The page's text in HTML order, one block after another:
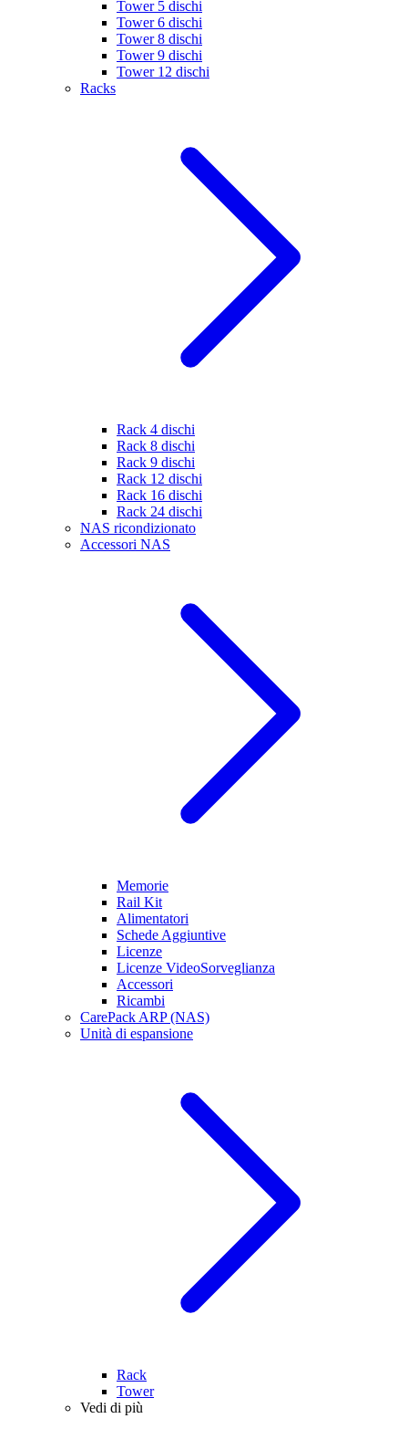
Tower 5 dischi
Tower 6 dischi
Tower 8 dischi
Tower 9 dischi
Tower 12 dischi
Racks
Rack 4 dischi
Rack 8 dischi
Rack 9 dischi
Rack 12 dischi
Rack 16 dischi
Rack 24 dischi
NAS ricondizionato
Accessori NAS
Memorie
Rail Kit
Alimentatori
Schede Aggiuntive
Licenze
Licenze VideoSorveglianza
Accessori
Ricambi
CarePack ARP (NAS)
Unità di espansione
Rack
Tower
Vedi di più